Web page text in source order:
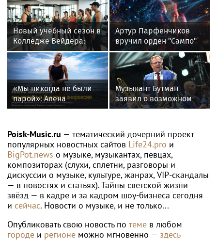
Новый учебный сезон в
Колледже Вейдера:
стартовали очные
программы подготовки
фитнес-тренеров и
специалистов
индустрии здоровья
Артур Парфенчиков
вручил орден "Сампо"
семье Бориса Одлиса
«Мы никогда не были
парой»: Алена
Шишкова — о Павле
анорексией и помощи
Тимати
Музыкант Бутман
заявил о возможном
появлении первого в
Poisk-Music.ru — тематический дочерний проект
популярных новостных сайтов Life24.pro и
BigPot.news о музыке, музыкантах, певцах,
композиторах (слухи, сплетни, разговоры и
дискуссии о музыке, культуре, жанрах, VIP-скандалы
— в новостях и статьях). Тайны светской жизни
звёзд — в кадре и за кадром шоу-бизнеса сегодня
и сейчас. Новости о музыке, и не только...
Опубликовать свою новость по теме в любом
городе и регионе можно мгновенно — здесь